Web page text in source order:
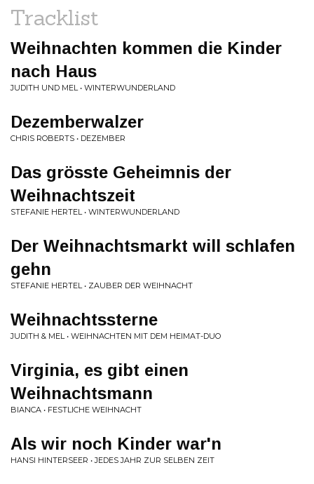
Tracklist
Weihnachten kommen die Kinder
nach Haus
JUDITH UND MEL • WINTERWUNDERLAND
Dezemberwalzer
CHRIS ROBERTS • DEZEMBER
Das grösste Geheimnis der
Weihnachtszeit
STEFANIE HERTEL • WINTERWUNDERLAND
Der Weihnachtsmarkt will schlafen
gehn
STEFANIE HERTEL • ZAUBER DER WEIHNACHT
Weihnachtssterne
JUDITH & MEL • WEIHNACHTEN MIT DEM HEIMAT-DUO
Virginia, es gibt einen
Weihnachtsmann
BIANCA • FESTLICHE WEIHNACHT
Als wir noch Kinder war'n
HANSI HINTERSEER • JEDES JAHR ZUR SELBEN ZEIT